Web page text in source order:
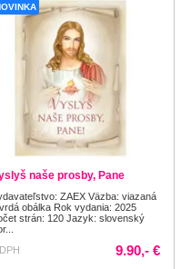
naše prosby, Pane
ZAEX Väzba: viazaná
obálka Rok vydania: 2025
strán: 120 Jazyk: slovenský
9.90,- €